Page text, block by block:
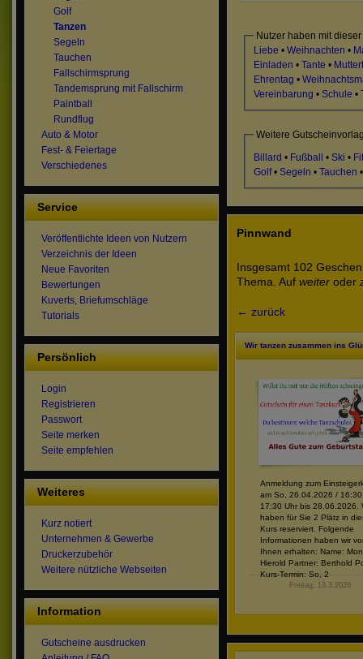
Nutzer haben mit
Liebe • Weihnachten •
Einladen • Tante •
Ehrentag •
Vereinbarung • Schule •
Weitere
Billard • Fußball • Ski •
Golf• Segeln • Tauchen
Pinnwand
Insgesamt 102
Thema. Auf weiter oder
← zurück
Wir tanzen zusammen ins
Anmeldung zum
am So, 26.04.2026 / 16:30
17:30 Uhr bis 28.06.2026.
haben für Sie 2 Plätz in
Kurs reserviert. Folgende
Informationen haben wir
Ihnen erhalten: Name:
Hierold Partner: Berthold
Kurs-Termin: So, 2
Freitag, 13.3.2026
Golf
Tanzen
Segeln
Tauchen
Fallschirmsprung
Tandemsprung mit Fallschirm
Paintball
Rundflug
Auto & Motor
Fest- & Feiertage
Verschiedenes
Service
Veröffentlichte Ideen von Nutzern
Verzeichnis der Ideen
Neue Favoriten
Bewertungen
Kuverts, Briefumschläge
Tutorials
Persönlich
Login
Registrieren
Passwort
Seite merken
Seite empfehlen
Weiteres
Kurz notiert
Unternehmen & Gewerbe
Druckerzubehör
Weitere nützliche Webseiten
Information
Gutscheine ausdrucken